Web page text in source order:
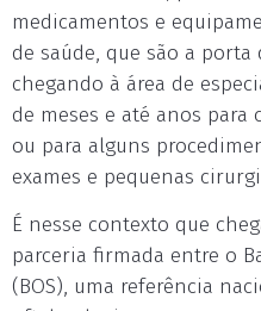
medicamentos e
de saúde, que são a
chegando à área de
de meses e até anos para
ou para alguns
exames e pequenas
É nesse contexto que
parceria firmada entre o
(BOS), uma referência